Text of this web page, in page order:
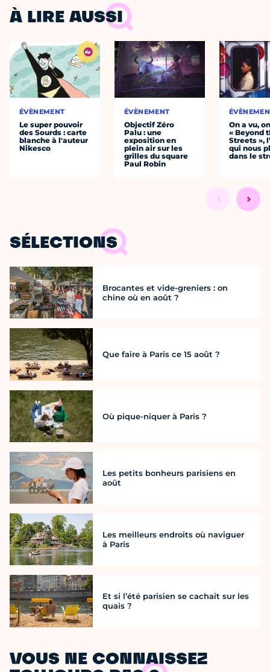
À LIRE AUSSI
ÉVÈNEMENT
Le super pouvoir
des Sourds : carte
blanche à l'auteur
Nikesco
ÉVÈNEMENT
Objectif Zéro
Palu : une
exposition en
plein air sur les
grilles du square
Paul Robin
On a vu,
« Beyond
Streets »,
qui nous
dans le
SÉLECTIONS
Brocantes et vide-greniers : on
chine où en août ?
Que faire à Paris ce 15 août ?
Où pique-niquer à Paris ?
Les petits bonheurs parisiens en
août
Les meilleurs endroits où naviguer
à Paris
Et si l’été parisien se cachait sur les
quais ?
VOUS NE CONNAISSEZ